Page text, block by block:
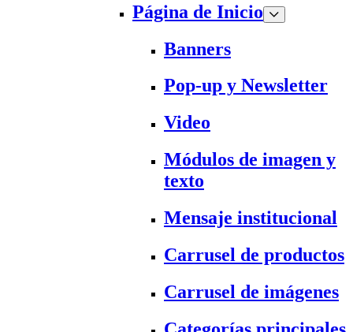
Página de Inicio
Banners
Pop-up y Newsletter
Video
Módulos de imagen y
texto
Mensaje institucional
Carrusel de productos
Carrusel de imágenes